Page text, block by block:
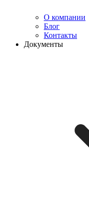
О компании
Блог
Контакты
Документы